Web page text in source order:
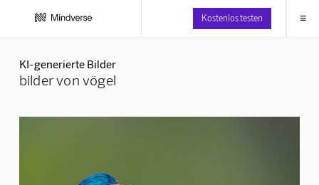
Kostenlos testen ≡
KI-generierte Bilder
bilder von vögel